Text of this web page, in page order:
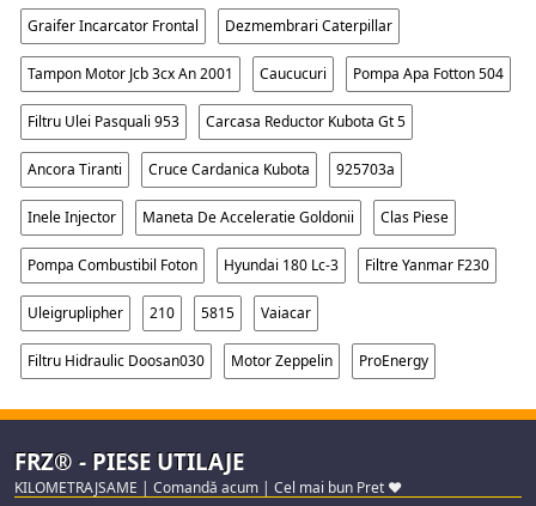
Graifer Incarcator Frontal Dezmembrari Caterpillar
Tampon Motor Jcb 3cx An 2001 Caucucuri Pompa Apa Fotton 504
Filtru Ulei Pasquali 953 Carcasa Reductor Kubota Gt 5
Ancora Tiranti Cruce Cardanica Kubota 925703a
Inele Injector Maneta De Acceleratie Goldonii Clas Piese
Pompa Combustibil Foton Hyundai 180 Lc-3 Filtre Yanmar F230
Uleigruplipher 210 5815 Vaiacar
Filtru Hidraulic Doosan030 Motor Zeppelin ProEnergy
FRZ® - PIESE UTILAJE
KILOMETRAJSAME | Comandă acum | Cel mai bun Pret ♥